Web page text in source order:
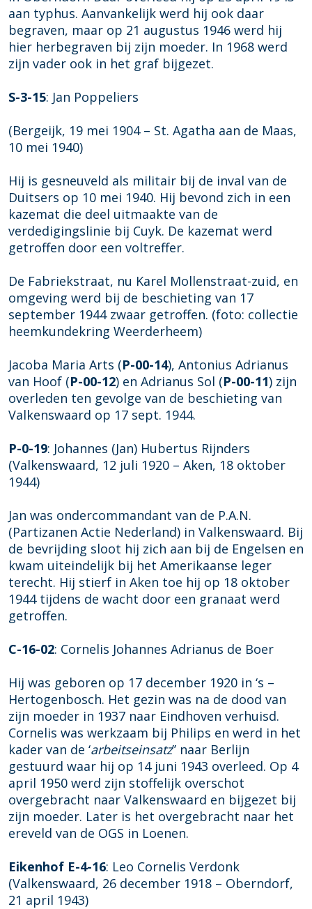
aan typhus. Aanvankelijk werd hij ook daar
begraven, maar op 21 augustus 1946 werd hij
hier herbegraven bij zijn moeder. In 1968 werd
zijn vader ook in het graf bijgezet.
S-3-15: Jan Poppeliers
(Bergeijk, 19 mei 1904 – St. Agatha aan de Maas,
10 mei 1940)
Hij is gesneuveld als militair bij de inval van de
Duitsers op 10 mei 1940. Hij bevond zich in een
kazemat die deel uitmaakte van de
verdedigingslinie bij Cuyk. De kazemat werd
getroffen door een voltreffer.
De Fabriekstraat, nu Karel Mollenstraat-zuid, en
omgeving werd bij de beschieting van 17
september 1944 zwaar getroffen. (foto: collectie
heemkundekring Weerderheem)
Jacoba Maria Arts (P-00-14), Antonius Adrianus
van Hoof (P-00-12) en Adrianus Sol (P-00-11) zijn
overleden ten gevolge van de beschieting van
Valkenswaard op 17 sept. 1944.
P-0-19: Johannes (Jan) Hubertus Rijnders
(Valkenswaard, 12 juli 1920 – Aken, 18 oktober
1944)
Jan was ondercommandant van de P.A.N.
(Partizanen Actie Nederland) in Valkenswaard. Bij
de bevrijding sloot hij zich aan bij de Engelsen en
kwam uiteindelijk bij het Amerikaanse leger
terecht. Hij stierf in Aken toe hij op 18 oktober
1944 tijdens de wacht door een granaat werd
getroffen.
C-16-02: Cornelis Johannes Adrianus de Boer
Hij was geboren op 17 december 1920 in ‘s –
Hertogenbosch. Het gezin was na de dood van
zijn moeder in 1937 naar Eindhoven verhuisd.
Cornelis was werkzaam bij Philips en werd in het
kader van de ‘arbeitseinsatz’’ naar Berlijn
gestuurd waar hij op 14 juni 1943 overleed. Op 4
april 1950 werd zijn stoffelijk overschot
overgebracht naar Valkenswaard en bijgezet bij
zijn moeder. Later is het overgebracht naar het
ereveld van de OGS in Loenen.
Eikenhof E-4-16: Leo Cornelis Verdonk
(Valkenswaard, 26 december 1918 – Oberndorf,
21 april 1943)